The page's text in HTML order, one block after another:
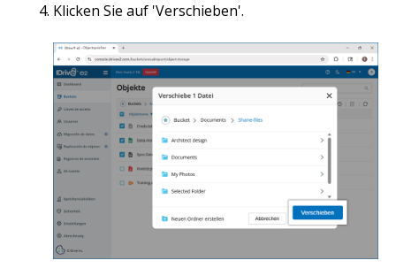
Klicken Sie auf 'Verschieben'.